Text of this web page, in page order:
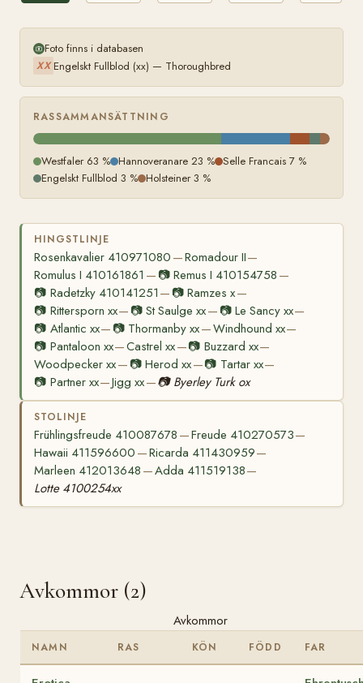
Foto finns i databasen
XX Engelskt Fullblod (xx) — Thoroughbred
RASSAMMANSÄTTNING
Westfaler 63 % Hannoveranare 23 % Selle Francais 7 %
Engelskt Fullblod 3 % Holsteiner 3 %
HINGSTLINJE
Rosenkavalier 410971080 —Romadour II—
Romulus I 410161861 — 📷Remus I 410154758 —
📷 Radetzky 410141251 — 📷Ramzes x—
📷 Rittersporn xx— 📷St Saulge xx— 📷 Le Sancy xx—
📷 Atlantic xx— 📷 Thormanby xx—Windhound xx—
📷 Pantaloon xx—Castrel xx—📷 Buzzard xx—
Woodpecker xx— 📷Herod xx—📷 Tartar xx—
📷 Partner xx—Jigg xx—📷 Byerley Turk ox
STOLINJE
Frühlingsfreude 410087678 —Freude 410270573—
Hawaii 411596600 —Ricarda 411430959—
Marleen 412013648 —Adda 411519138—
Lotte 4100254xx
Avkommor (2)
Avkommor
NAMN RAS KÖN FÖDD FAR